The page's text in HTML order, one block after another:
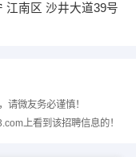
江南区 沙井大道39号
请微友务必谨慎！
上看到该招聘信息的！